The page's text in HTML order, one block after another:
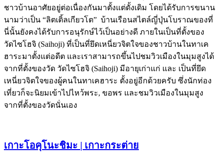
ชาวบ้านอาศัยอยู่ต่อเนื่องกันมาตั้งแต่ดั้งเดิม โดยได้รับการขนาน
นามว่าเป็น “ลิตเติ้ลเกียวโต” บ้านเรือนสไตล์ญี่ปุ่นโบราณของที่
นี่นั้นยังคงได้รับการอนุรักษ์ไว้เป็นอย่างดี ภายในเป็นที่ตั้งของ
วัดไซโฮจิ (Saihoji) ที่เป็นที่ยึดเหนี่ยวจิตใจของชาวบ้านในทาเค
ฮาระมาตั้งแต่อดีต และเราสามารถขึ้นไปชมวิวเมืองในมุมสูงได้
จากที่ตั้งของวัด วัดไซโฮจิ (Saihoji) มีอายุเก่าแก่ และ เป็นที่ยึด
เหนี่ยวจิตใจของผู้คนในทาเคฮาระ ตั้งอยู่อีกด้วยครับ ซึ่งนักท่อง
เที่ยวก็จะนิยมเข้าไปไหว้พระ, ขอพร และชมวิวเมืองในมุมสูง
จากที่ตั้งของวัดนั่นเอง
เกาะโอคุโนะชิมะ | เกาะกระต่าย